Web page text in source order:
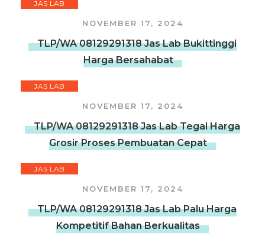
JAS LAB
NOVEMBER 17, 2024
TLP/WA 08129291318 Jas Lab Bukittinggi
Harga Bersahabat
JAS LAB
NOVEMBER 17, 2024
TLP/WA 08129291318 Jas Lab Tegal Harga
Grosir Proses Pembuatan Cepat
JAS LAB
NOVEMBER 17, 2024
TLP/WA 08129291318 Jas Lab Palu Harga
Kompetitif Bahan Berkualitas